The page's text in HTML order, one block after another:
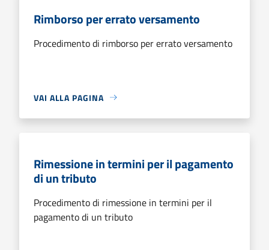
Rimborso per errato versamento
Procedimento di rimborso per errato versamento
VAI ALLA PAGINA
Rimessione in termini per il pagamento
di un tributo
Procedimento di rimessione in termini per il
pagamento di un tributo